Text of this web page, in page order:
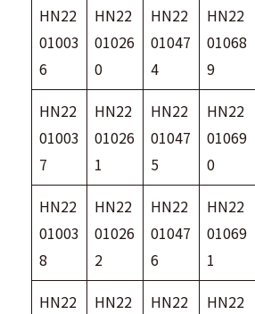
HN22
01003
6
HN22
01026
0
HN22
01047
4
HN22
01068
9
HN22
01003
7
HN22
01026
1
HN22
01047
5
HN22
01069
0
HN22
01003
8
HN22
01026
2
HN22
01047
6
HN22
01069
1
HN22
HN22
HN22
HN22